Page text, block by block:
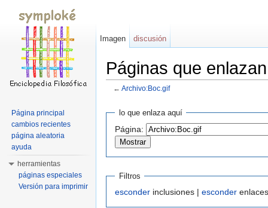
Páginas que
← Archivo:Boc.gif
lo que enlaza aquí
Página:
Filtros
esconder inclusiones | esconder
Imagen discusión
Página principal
cambios recientes
página aleatoria
ayuda
herramientas
páginas especiales
Versión para imprimir